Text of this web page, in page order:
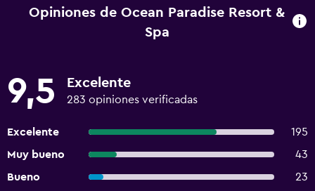
Opiniones de Ocean Paradise Resort &
Spa
9,5 Excelente
283 opiniones verificadas
Excelente
195
Muy bueno
43
Bueno
23